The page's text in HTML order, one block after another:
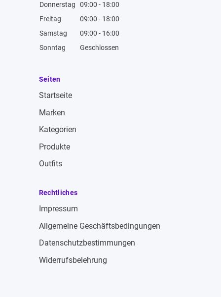
Donnerstag
09:00 - 18:00
Freitag
09:00 - 18:00
Samstag
09:00 - 16:00
Sonntag
Geschlossen
Seiten
Startseite
Marken
Kategorien
Produkte
Outfits
Rechtliches
Impressum
Allgemeine Geschäftsbedingungen
Datenschutzbestimmungen
Widerrufsbelehrung